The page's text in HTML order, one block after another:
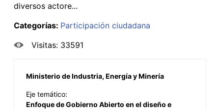
diversos actore...
Categorías: Participación ciudadana
Visitas: 33591
Ministerio de Industria, Energía y Minería
Eje temático:
Enfoque de Gobierno Abierto en el diseño e